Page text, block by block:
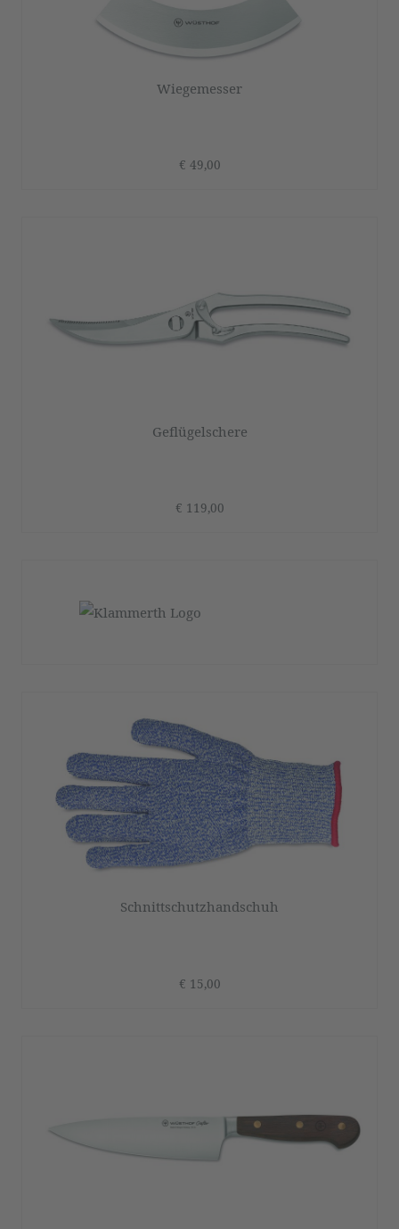
Wiegemesser
€ 49,00
Geflügelschere
€ 119,00
Schnittschutzhandschuh
€ 15,00